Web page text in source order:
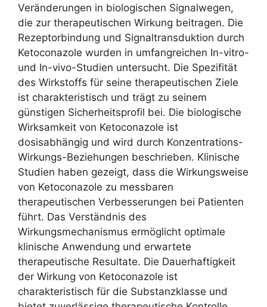
Veränderungen in biologischen Signalwegen,
die zur therapeutischen Wirkung beitragen. Die
Rezeptorbindung und Signaltransduktion durch
Ketoconazole wurden in umfangreichen In-vitro-
und In-vivo-Studien untersucht. Die Spezifität
des Wirkstoffs für seine therapeutischen Ziele
ist charakteristisch und trägt zu seinem
günstigen Sicherheitsprofil bei. Die biologische
Wirksamkeit von Ketoconazole ist
dosisabhängig und wird durch Konzentrations-
Wirkungs-Beziehungen beschrieben. Klinische
Studien haben gezeigt, dass die Wirkungsweise
von Ketoconazole zu messbaren
therapeutischen Verbesserungen bei Patienten
führt. Das Verständnis des
Wirkungsmechanismus ermöglicht optimale
klinische Anwendung und erwartete
therapeutische Resultate. Die Dauerhaftigkeit
der Wirkung von Ketoconazole ist
charakteristisch für die Substanzklasse und